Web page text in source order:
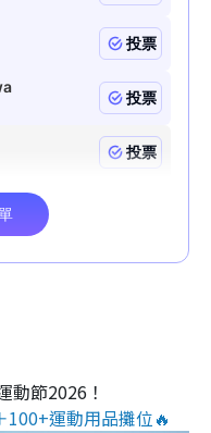
動節2026！
運動用品攤位🔥